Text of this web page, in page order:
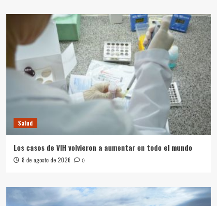
Salud
Los casos de VIH volvieron a aumentar en todo el mundo
8 de agosto de 2026 0